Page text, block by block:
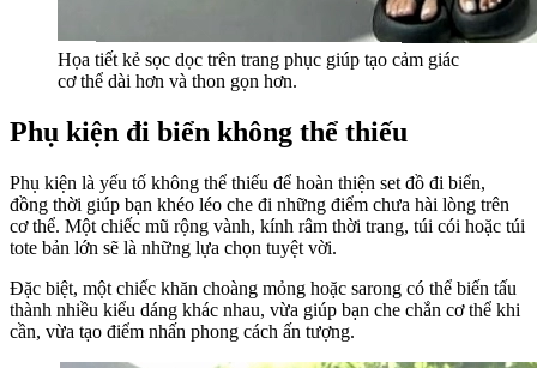
Họa tiết kẻ sọc dọc trên trang phục giúp tạo cảm giác
cơ thể dài hơn và thon gọn hơn.
Phụ kiện đi biển không thể thiếu
Phụ kiện là yếu tố không thể thiếu để hoàn thiện set đồ đi biển,
đồng thời giúp bạn khéo léo che đi những điểm chưa hài lòng trên
cơ thể. Một chiếc mũ rộng vành, kính râm thời trang, túi cói hoặc túi
tote bản lớn sẽ là những lựa chọn tuyệt vời.
Đặc biệt, một chiếc khăn choàng mỏng hoặc sarong có thể biến tấu
thành nhiều kiểu dáng khác nhau, vừa giúp bạn che chắn cơ thể khi
cần, vừa tạo điểm nhấn phong cách ấn tượng.